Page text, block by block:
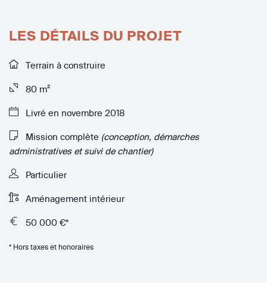
LES DÉTAILS DU PROJET
Terrain à construire
80 m²
Livré en novembre 2018
Mission complète (conception, démarches
administratives et suivi de chantier)
Particulier
Aménagement intérieur
50 000 €*
* Hors taxes et honoraires